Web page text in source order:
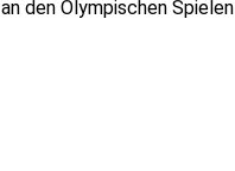
den Olympischen Spielen